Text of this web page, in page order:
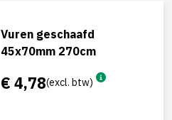
Vuren geschaafd
45x70mm 270cm
€ 4,78(excl. btw)